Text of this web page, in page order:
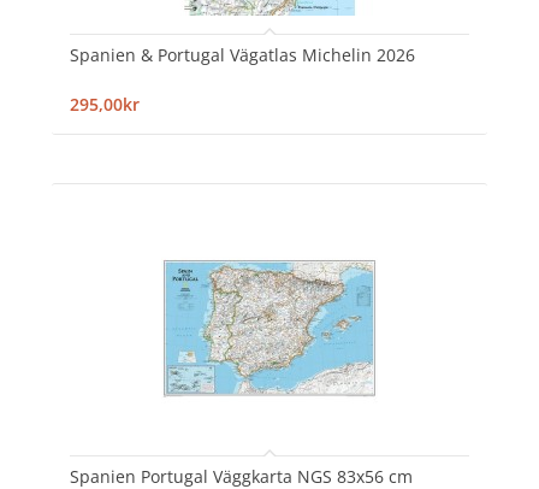
Spanien & Portugal Vägatlas Michelin 2026
295,00kr
Spanien Portugal Väggkarta NGS 83x56 cm